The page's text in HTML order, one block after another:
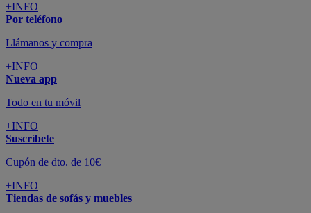
+INFO
Por teléfono
Llámanos y compra
+INFO
Nueva app
Todo en tu móvil
+INFO
Suscríbete
Cupón de dto. de 10€
+INFO
Tiendas de sofás y muebles